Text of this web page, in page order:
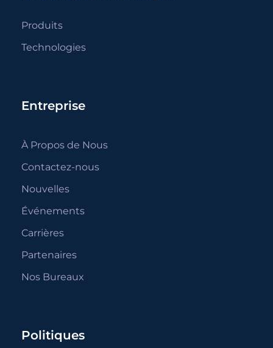
Produits
Technologies
Entreprise
À Propos de Nous
Contactez-nous
Nouvelles
Événements
Carrières
Partenaires
Nos Bureaux
Politiques